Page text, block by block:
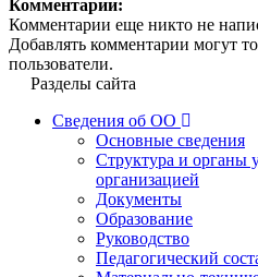
Комментарии:
Комментарии еще никто не
Добавлять комментарии могут
пользователи.
Разделы сайта
Сведения об ОО
Основные сведения
Структура и органы
организацией
Документы
Образование
Руководство
Педагогический